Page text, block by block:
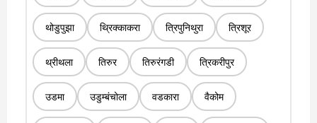
थोडुपुझा थ्रिक्काकरा त्रिपुनिथुरा त्रिशूर
थ्रीथला तिरुर तिरुरंगडी त्रिकरीपुर
उडमा उडुम्बंचोला वडकारा वैकोम